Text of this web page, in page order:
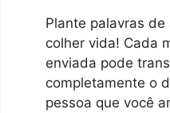
Plante palavras de
colher vida! Cada
enviada pode
completamente o
pessoa que você